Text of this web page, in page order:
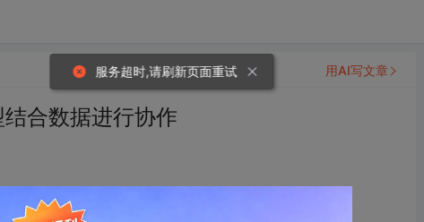
合数据进行协作
用AI写文章
服务超时,请刷新页面重试